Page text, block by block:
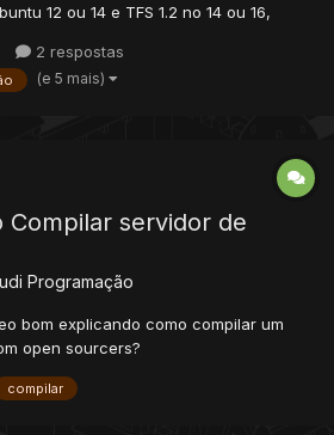
12 ou 14 e TFS 1.2 no 14 ou 16,
a ajuda de vocês para sanar essa
saco cheio do Windows, toda hor...
2 respostas
(e 5 mais)
Compilar servidor de
Programação
bom explicando como compilar um
open sourcers?
compilar